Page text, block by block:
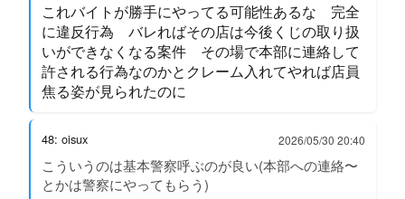
これバイトが勝手にやってる可能性あるな 完全
に違反行為 バレればその店は今後くじの取り扱
いができなくなる案件 その場で本部に連絡して
許される行為なのかとクレーム入れてやれば店員
焦る姿が見られたのに
48: oisux 2026/05/30 20:40
こういうのは基本警察呼ぶのが良い(本部への連絡〜
とかは警察にやってもらう)